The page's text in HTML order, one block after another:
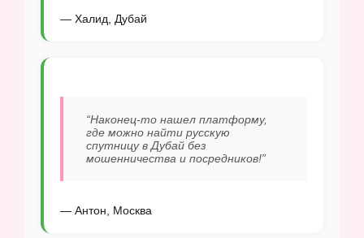
— Халид, Дубай
“Наконец-то нашел платформу,
где можно найти русскую
спутницу в Дубай без
мошенничества и посредников!”
— Антон, Москва